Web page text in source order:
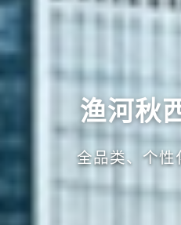
渔河秋
全品类、个性